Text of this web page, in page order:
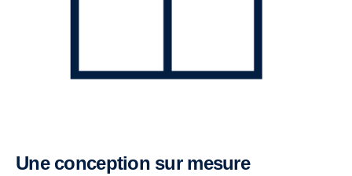
Une conception sur mesure